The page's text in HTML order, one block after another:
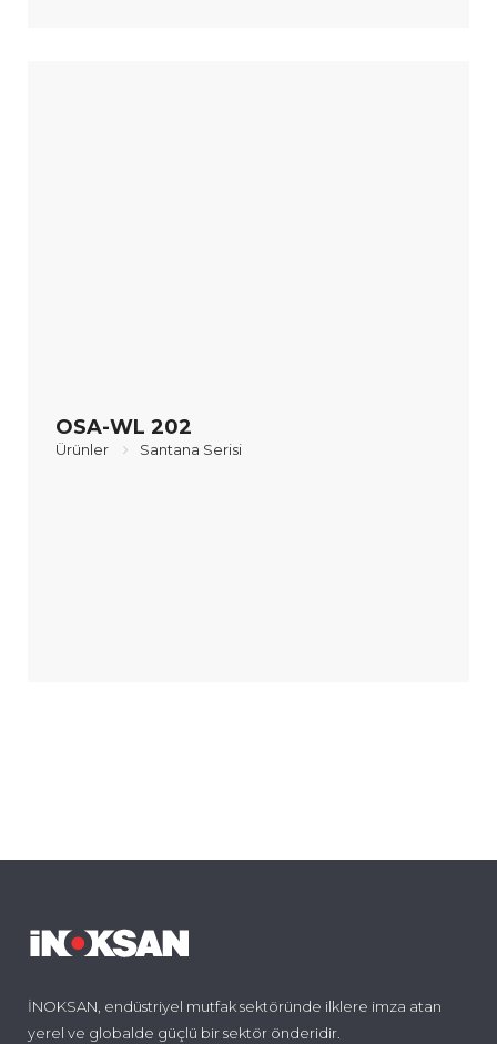
OSA-WL 202
Ürünler Santana Serisi
İNOKSAN, endüstriyel mutfak sektöründe ilklere imza atan
yerel ve globalde güçlü bir sektör önderidir.